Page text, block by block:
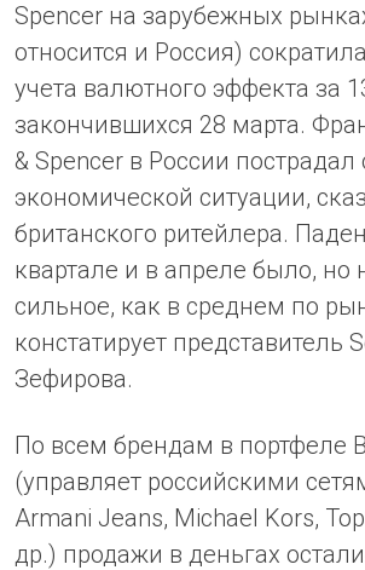
Spencer на зарубежных
относится и Россия)
учета валютного эффекта за
закончившихся 28 марта.
& Spencer в России пострадал
экономической ситуации,
британского ритейлера.
квартале и в апреле было, но
сильное, как в среднем по
констатирует представитель
Зефирова.
По всем брендам в портфеле
(управляет российскими
Armani Jeans, Michael Kors,
др.) продажи в деньгах